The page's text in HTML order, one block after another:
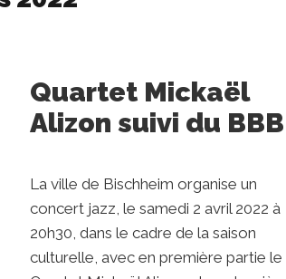
Quartet Mickaël
Alizon suivi du BBB
La ville de Bischheim organise un
concert jazz, le samedi 2 avril 2022 à
20h30, dans le cadre de la saison
culturelle, avec en première partie le